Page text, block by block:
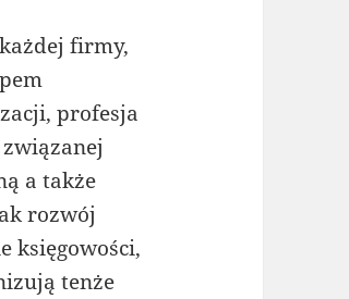
firmy,
profesja
a także
rozwój
księgowości,
tenże